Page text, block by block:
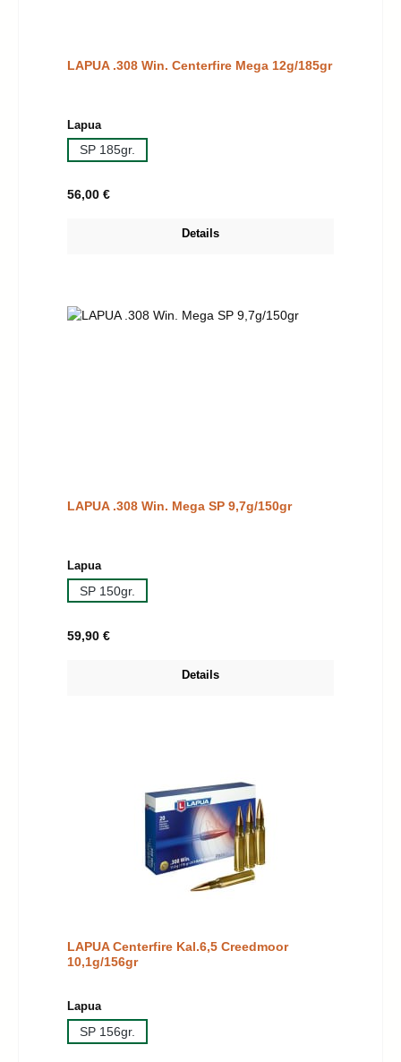
LAPUA .308 Win. Centerfire Mega 12g/185gr
Lapuaauswählen
SP 185gr.
Regulärer Preis:
56,00 €
Details
LAPUA .308 Win. Mega SP 9,7g/150gr
Lapuaauswählen
SP 150gr.
Regulärer Preis:
59,90 €
Details
LAPUA Centerfire Kal.6,5 Creedmoor
10,1g/156gr
Lapuaauswählen
SP 156gr.